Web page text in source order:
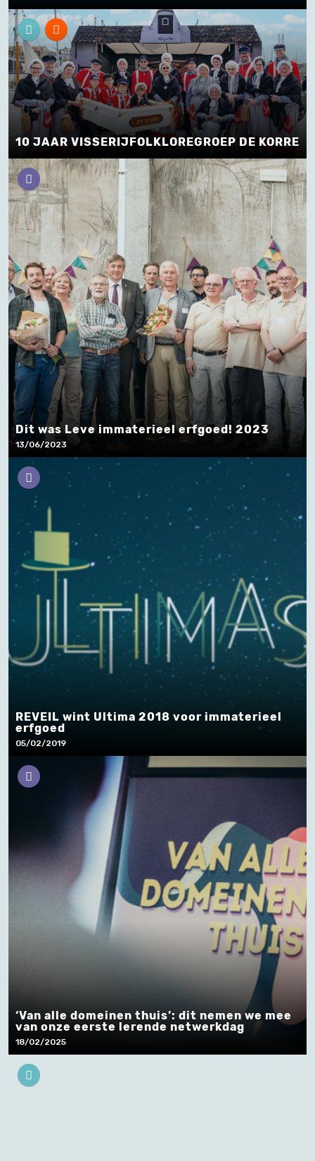
10 JAAR VISSERIJFOLKLOREGROEP DE KORRE
Dit was Leve immaterieel erfgoed! 2023
13/06/2023
REVEIL wint Ultima 2018 voor immaterieel
erfgoed
05/02/2019
‘Van alle domeinen thuis’: dit nemen we mee
van onze eerste lerende netwerkdag
18/02/2025